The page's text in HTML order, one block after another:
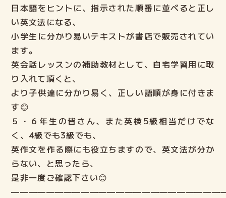
よくある質問
ご入会までの流れ
ブログ
lock
Login ELECT生の部屋
日本語をヒントに、指示された順番に並べると正し
い英文法になる、
小学生に分かり易いテキストが書店で販売されてい
ます。
英会話レッスンの補助教材として、自宅学習用に取
り入れて頂くと、
より子供達に分かり易く、正しい語順が身に付きま
す😊
５・６年生の皆さん、また英検5級相当だけでな
く、4級でも3級でも、
英作文を作る際にも役立ちますので、英文法が分か
らない、と思ったら、
是非一度ご確認下さい😊